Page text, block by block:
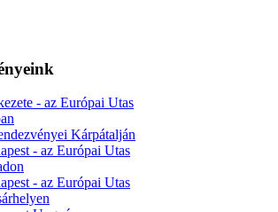
- az Európai Utas
Kárpátalján
- az Európai Utas
- az Európai Utas